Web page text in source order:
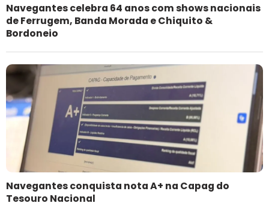
Navegantes celebra 64 anos com shows nacionais
de Ferrugem, Banda Morada e Chiquito &
Bordoneio
Navegantes conquista nota A+ na Capag do
Tesouro Nacional